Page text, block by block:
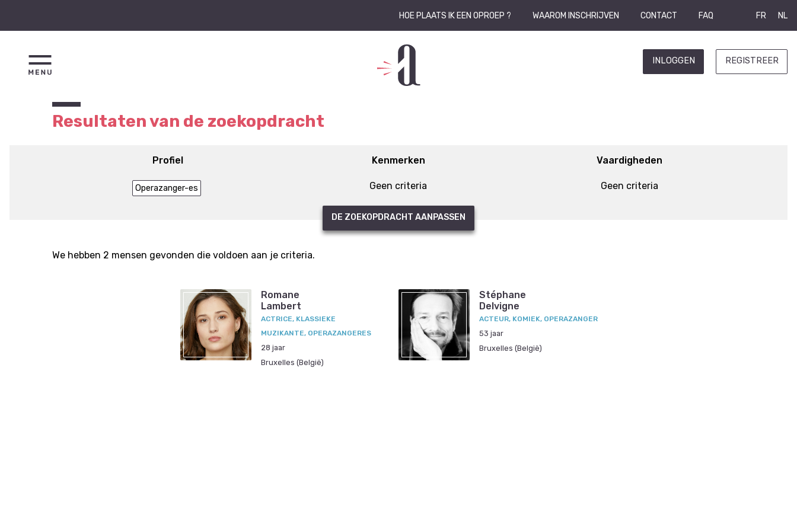
HOE PLAATS IK EEN OPROEP ? WAAROM INSCHRIJVEN CONTACT FAQ FR NL
INLOGGEN REGISTREER
Resultaten van de zoekopdracht
Profiel
Operazanger-es
Kenmerken
Geen criteria
Vaardigheden
Geen criteria
DE ZOEKOPDRACHT AANPASSEN
We hebben 2 mensen gevonden die voldoen aan je criteria.
Romane
Lambert
ACTRICE, KLASSIEKE
MUZIKANTE, OPERAZANGERES
28 jaar
Bruxelles (België)
Stéphane
Delvigne
ACTEUR, KOMIEK, OPERAZANGER
53 jaar
Bruxelles (België)